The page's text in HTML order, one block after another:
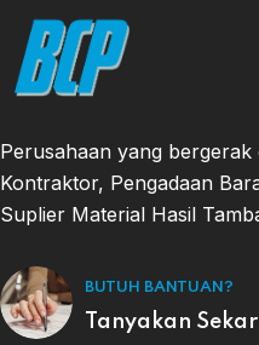
Perusahaan yang bergerak
Kontraktor, Pengadaan
Suplier Material Hasil
BUTUH BANTUAN?
Tanyakan